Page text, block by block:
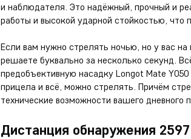
и наблюдателя. Это надёжный, прочный и
работы и высокой ударной стойкостью, что
Если вам нужно стрелять ночью, но у вас
решаете буквально за несколько секунд.
предобъективную насадку Longot Mate
прицела и всё, можно стрелять. Причём
технические возможности вашего дневного
Дистанция обнаружения